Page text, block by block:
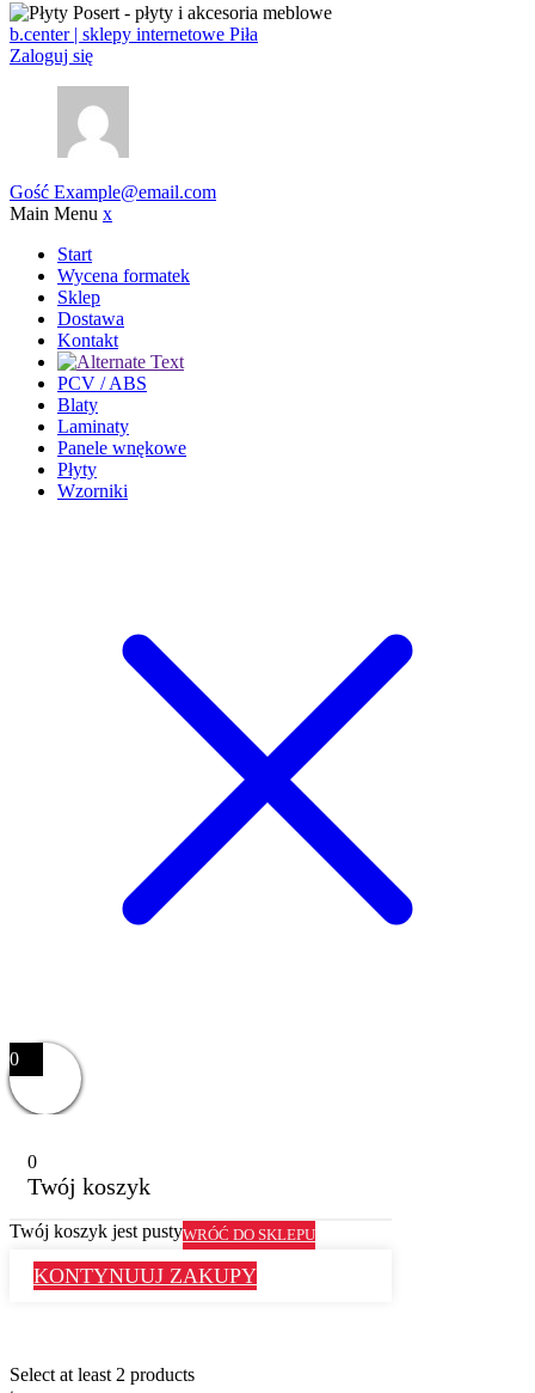
b.center | sklepy internetowe Piła
Zaloguj się
Gość Example@email.com
Main Menu x
Start
Wycena formatek
Sklep
Dostawa
Kontakt
PCV / ABS
Blaty
Laminaty
Panele wnękowe
Płyty
Wzorniki
0
0
Twój koszyk
Twój koszyk jest pustyWRÓĆ DO SKLEPU
KONTYNUUJ ZAKUPY
Select at least 2 products